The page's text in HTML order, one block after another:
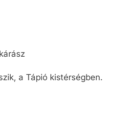
a Tápió kistérségben.